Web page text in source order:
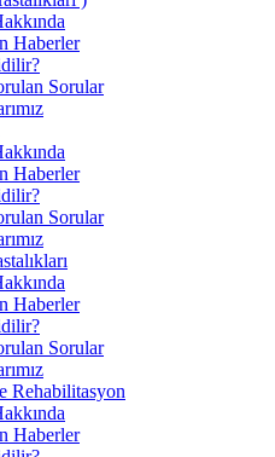
Haberler
Sorular
Haberler
Sorular
Haberler
Sorular
Rehabilitasyon
Haberler